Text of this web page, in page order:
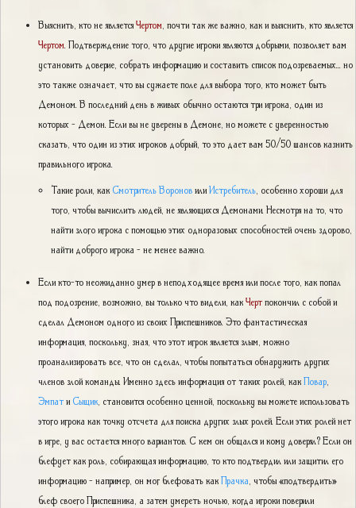
Выяснить, кто не являетсяЧертом, почти так же важно, как и выяснить, кто является
Чертом. Подтверждение того, что другие игроки являются добрыми, позволяет вам
установить доверие, собрать информацию и составить список подозреваемых... но
это также означает, что вы сужаете поле для выбора того, кто может быть
Демоном. В последний день в живых обычно остаются три игрока, один из
которых - Демон. Если вы не уверены в Демоне, но можете с уверенностью
сказать, что один из этих игроков добрый, то это дает вам 50/50 шансов казнить
правильного игрока.
Такие роли, как Смотритель ВороновилиИстребитель, особенно хороши для
того, чтобы вычислить людей, не являющихся Демонами. Несмотря на то, что
найти злого игрока с помощью этих одноразовых способностей очень здорово,
найти доброго игрока - не менее важно.
Если кто-то неожиданно умер в неподходящее время или после того, как попал
под подозрение, возможно, вы только что видели, какЧертпокончил с собой и
сделал Демоном одного из своих Приспешников. Это фантастическая
информация, поскольку, зная, что этот игрок является злым, можно
проанализировать все, что он сделал, чтобы попытаться обнаружить других
членов злой команды. Именно здесь информация от таких ролей, какПовар,
Эмпати Сыщик, становится особенно ценной, поскольку вы можете использовать
этого игрока как точку отсчета для поиска других злых ролей. Если этих ролей нет
в игре, у вас остается много вариантов. С кем он общался и кому доверял? Если он
блефует как роль, собирающая информацию, то кто подтвердил или защитил его
информацию - например, он мог блефовать какПрачка, чтобы «подтвердить»
блеф своего Приспешника, а затем умереть ночью, когда игроки поверили